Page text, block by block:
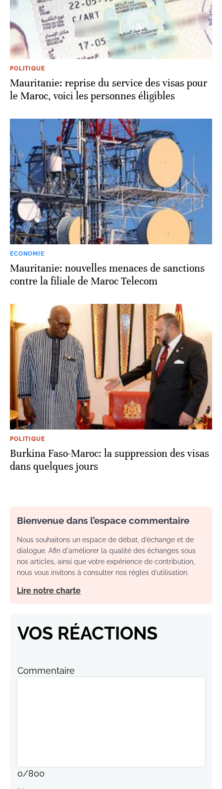
POLITIQUE
Mauritanie: reprise du service des visas pour
le Maroc, voici les personnes éligibles
ECONOMIE
Mauritanie: nouvelles menaces de sanctions
contre la filiale de Maroc Telecom
POLITIQUE
Burkina Faso-Maroc: la suppression des visas
dans quelques jours
Bienvenue dans l’espace commentaire
Nous souhaitons un espace de débat, d’échange et de
dialogue. Afin d'améliorer la qualité des échanges sous
nos articles, ainsi que votre expérience de contribution,
nous vous invitons à consulter nos règles d’utilisation.
Lire notre charte
VOS RÉACTIONS
Commentaire
0/800